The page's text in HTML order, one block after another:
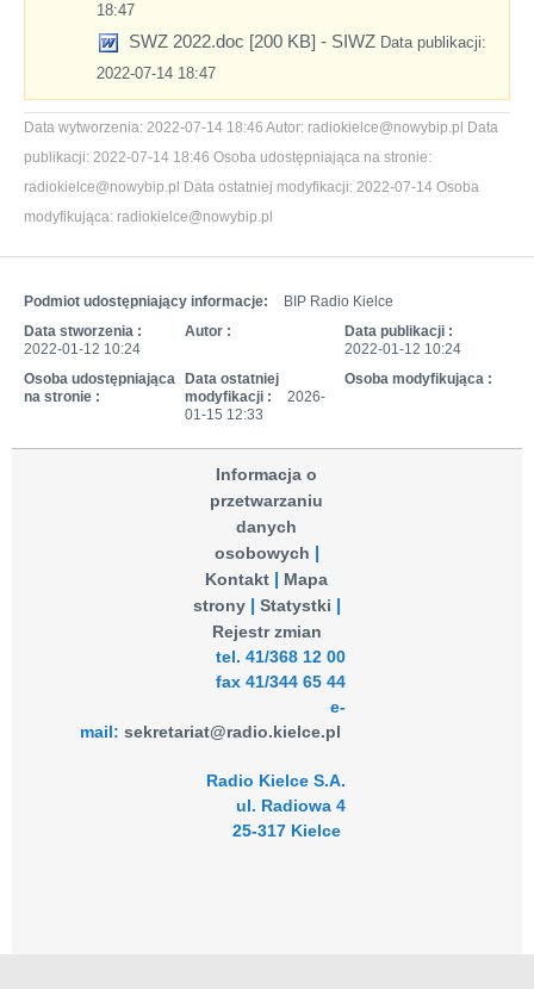
18:47
SWZ 2022.doc [200 KB] - SIWZ Data publikacji:
2022-07-14 18:47
Data wytworzenia: 2022-07-14 18:46 Autor: radiokielce@nowybip.pl
Data
publikacji: 2022-07-14 18:46 Osoba udostępniająca na stronie:
radiokielce@nowybip.pl
Data ostatniej modyfikacji: 2022-07-14 Osoba
modyfikująca: radiokielce@nowybip.pl
Podmiot udostępniający informacje:
BIP Radio Kielce
Data stworzenia :
2022-01-12 10:24
Autor :
Data publikacji :
2022-01-12 10:24
Osoba udostępniająca
na stronie :
Data ostatniej
modyfikacji :
2026-
01-15 12:33
Osoba modyfikująca :
Informacja o
przetwarzaniu
danych
osobowych
Kontakt
Mapa
strony
Statystki
Rejestr zmian
tel. 41/368 12 00
fax 41/344 65 44
e-
mail:sekretariat@radio.kielce.pl
Radio Kielce S.A.
ul. Radiowa 4
25-317 Kielce